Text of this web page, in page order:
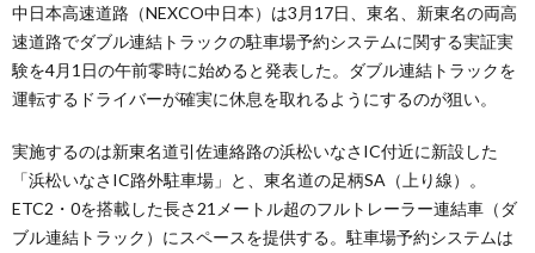
中日本高速道路（NEXCO中日本）は3月17日、東名、新東名の両高
速道路でダブル連結トラックの駐車場予約システムに関する実証実
験を4月1日の午前零時に始めると発表した。ダブル連結トラックを
運転するドライバーが確実に休息を取れるようにするのが狙い。
実施するのは新東名道引佐連絡路の浜松いなさIC付近に新設した
「浜松いなさIC路外駐車場」と、東名道の足柄SA（上り線）。
ETC2・0を搭載した長さ21メートル超のフルトレーラー連結車（ダ
ブル連結トラック）にスペースを提供する。駐車場予約システムは